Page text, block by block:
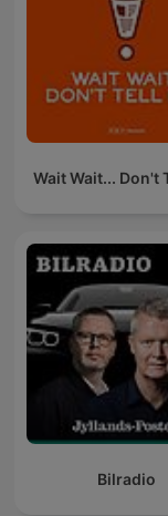
Wait Wait... Don't
Bilradio